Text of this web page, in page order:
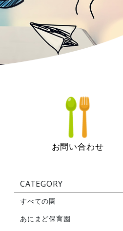
お問い合わせ
CATEGORY
すべての園
あにまど保育園